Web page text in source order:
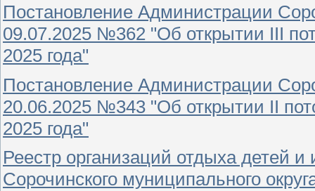
Постановление Администрации
09.07.2025 №362 "Об открытии III
2025 года"
Постановление Администрации
20.06.2025 №343 "Об открытии II
2025 года"
Реестр организаций отдыха детей
Сорочинского муниципального